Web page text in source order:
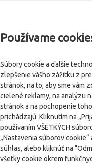
Používame
Súbory cookie a ďalšie
zlepšenie vášho zážitku z
stránok, na to, aby sme vám
cielené reklamy, na analýzu
stránok a na pochopenie
prichádzajú. Kliknutím na
používaním VŠETKÝCH
„Nastavenia súborov
súhlas, alebo kliknúť na
všetky cookie okrem